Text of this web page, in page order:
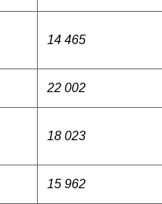
14 465
22 002
18 023
15 962